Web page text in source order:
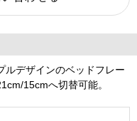
ルデザインのベッドフレー
15cmへ切替可能。